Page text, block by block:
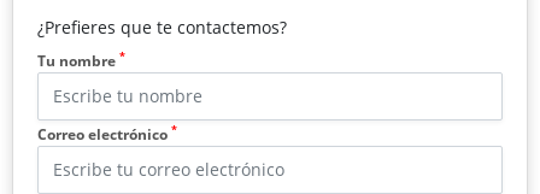
¿Prefieres que te contactemos?
Tu nombre *
Correo electrónico *